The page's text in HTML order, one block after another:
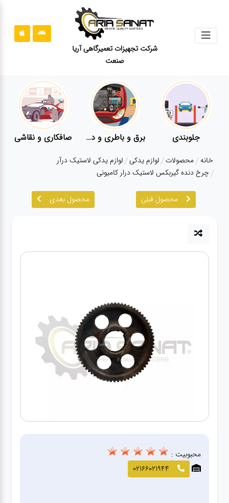
شرکت تجهیزات تعمیرگاهی آریا
صنعت
قوانین
سایت
ارتباط
درباره
ما
آپاراتی
دیاگ
صافکاری
و نقاشی
جلوبندی برق و باطری و دیاگ صافکاری و نقاشی
خانه محصولات لوازم یدکی لوازم یدکی لاستیک درآر
چرخ دنده گیربکس لاستیک درار کامیونی
محصول قبلی محصول بعدی
محبوبیت :
02166021944